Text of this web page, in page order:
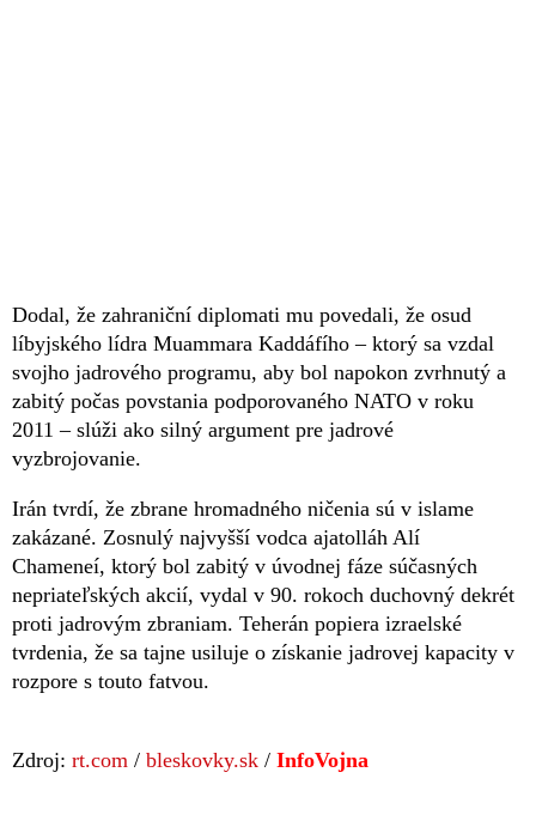
Dodal, že zahraniční diplomati mu povedali, že osud
líbyjského lídra Muammara Kaddáfího – ktorý sa vzdal
svojho jadrového programu, aby bol napokon zvrhnutý a
zabitý počas povstania podporovaného NATO v roku
2011 – slúži ako silný argument pre jadrové
vyzbrojovanie.
Irán tvrdí, že zbrane hromadného ničenia sú v islame
zakázané. Zosnulý najvyšší vodca ajatolláh Alí
Chameneí, ktorý bol zabitý v úvodnej fáze súčasných
nepriateľských akcií, vydal v 90. rokoch duchovný dekrét
proti jadrovým zbraniam. Teherán popiera izraelské
tvrdenia, že sa tajne usiluje o získanie jadrovej kapacity v
rozpore s touto fatvou.
Zdroj: rt.com / bleskovky.sk / InfoVojna